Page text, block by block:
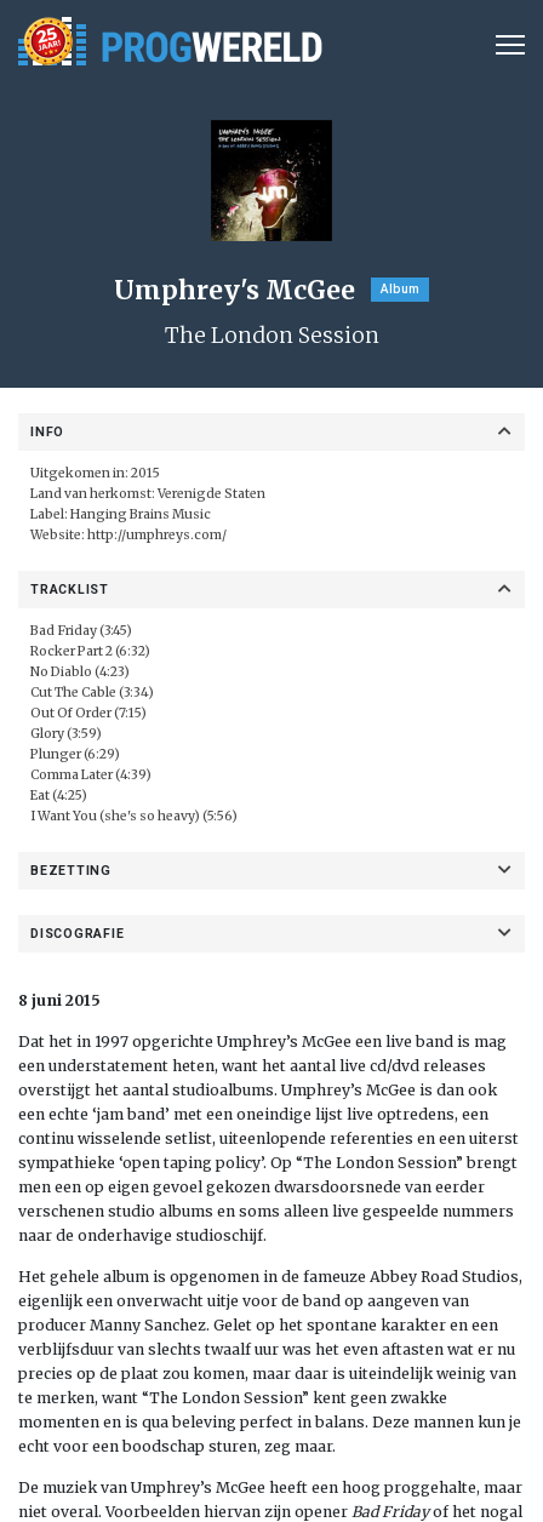
Umphrey's McGee Album
The London Session
INFO
Uitgekomen in: 2015
Land van herkomst: Verenigde Staten
Label: Hanging Brains Music
Website: http://umphreys.com/
TRACKLIST
Bad Friday (3:45)
Rocker Part 2 (6:32)
No Diablo (4:23)
Cut The Cable (3:34)
Out Of Order (7:15)
Glory (3:59)
Plunger (6:29)
Comma Later (4:39)
Eat (4:25)
I Want You (she's so heavy) (5:56)
BEZETTING
DISCOGRAFIE
8 juni 2015
Dat het in 1997 opgerichte Umphrey’s McGee een live band is mag
een understatement heten, want het aantal live cd/dvd releases
overstijgt het aantal studioalbums. Umphrey’s McGee is dan ook
een echte ‘jam band’ met een oneindige lijst live optredens, een
continu wisselende setlist, uiteenlopende referenties en een uiterst
sympathieke ‘open taping policy’. Op “The London Session” brengt
men een op eigen gevoel gekozen dwarsdoorsnede van eerder
verschenen studio albums en soms alleen live gespeelde nummers
naar de onderhavige studioschijf.
Het gehele album is opgenomen in de fameuze Abbey Road Studios,
eigenlijk een onverwacht uitje voor de band op aangeven van
producer Manny Sanchez. Gelet op het spontane karakter en een
verblijfsduur van slechts twaalf uur was het even aftasten wat er nu
precies op de plaat zou komen, maar daar is uiteindelijk weinig van
te merken, want “The London Session” kent geen zwakke
momenten en is qua beleving perfect in balans. Deze mannen kun je
echt voor een boodschap sturen, zeg maar.
De muziek van Umphrey’s McGee heeft een hoog proggehalte, maar
niet overal. Voorbeelden hiervan zijn opener Bad Fridayof het nogal